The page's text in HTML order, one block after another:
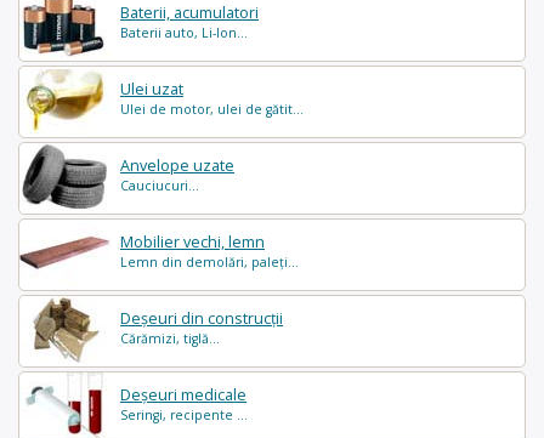
Baterii, acumulatori
Baterii auto, Li-Ion...
Ulei uzat
Ulei de motor, ulei de gătit...
Anvelope uzate
Cauciucuri...
Mobilier vechi, lemn
Lemn din demolări, paleți...
Deșeuri din construcții
Cărămizi, tiglă...
Deșeuri medicale
Seringi, recipente ...